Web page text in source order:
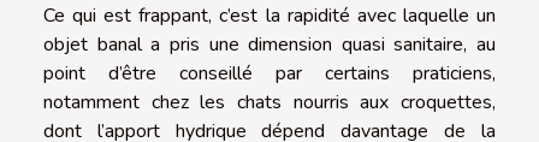
Ce qui est frappant, c’est la rapidité avec laquelle un
objet banal a pris une dimension quasi sanitaire, au
point d’être conseillé par certains praticiens,
notamment chez les chats nourris aux croquettes,
dont l’apport hydrique dépend davantage de la